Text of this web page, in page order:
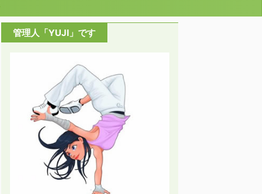
管理人「YUJI」です